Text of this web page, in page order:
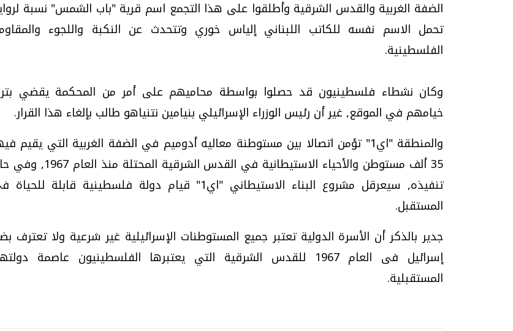
الضفة الغربية والقدس الشرقية وأطلقوا على هذا التجمع اسم قرية "باب الشمس" نسبة
تحمل الاسم نفسه للكاتب اللبناني إلياس خوري وتتحدث عن النكبة واللجوء
الفلسطينية.
وكان نشطاء فلسطينيون قد حصلوا بواسطة محاميهم على أمر من المحكمة يقضي
خيامهم في الموقع, غير أن رئيس الوزراء الإسرائيلي بنيامين نتنياهو طالب بإلغاء هذا القرار.
والمنطقة "اي1" تؤمن اتصالا بين مستوطنة معاليه أدوميم في الضفة الغربية التي يقيم
35 ألف مستوطن والأحياء الاستيطانية في القدس الشرقية المحتلة منذ
تنفيذه, سيعرقل مشروع البناء الاستيطاني "اي1" قيام دولة فلسطينية قابلة
المستقبل.
جدير بالذكر أن الأسرة الدولية تعتبر جميع المستوطنات الإسرائيلية غير شرعية ولا تعترف
إسرائيل فى العام 1967 للقدس الشرقية التي يعتبرها الفلسطينيون عاصمة
المستقبلية.